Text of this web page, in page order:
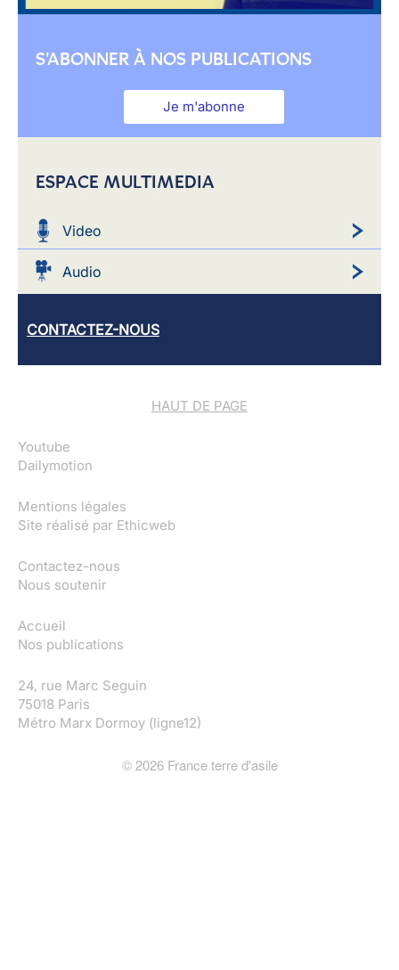
S'ABONNER À NOS PUBLICATIONS
Je m'abonne
ESPACE MULTIMEDIA
Video
Audio
CONTACTEZ-NOUS
HAUT DE PAGE
Youtube
Dailymotion
Mentions légales
Site réalisé par Ethicweb
Contactez-nous
Nous soutenir
Accueil
Nos publications
24, rue Marc Seguin
75018 Paris
Métro Marx Dormoy (ligne12)
©2026France terre d'asile